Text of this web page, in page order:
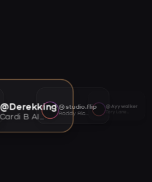
@Derekking
Cardi B AI voice
@studio.flip
Roddy Ricch AI voice
@Ayywalker